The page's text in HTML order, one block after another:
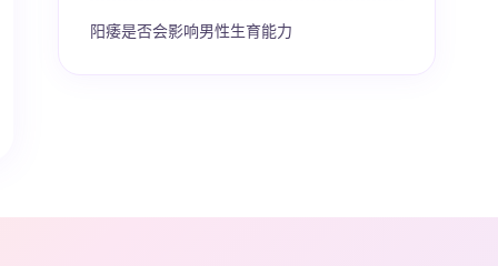
阳痿是否会影响男性生育能力